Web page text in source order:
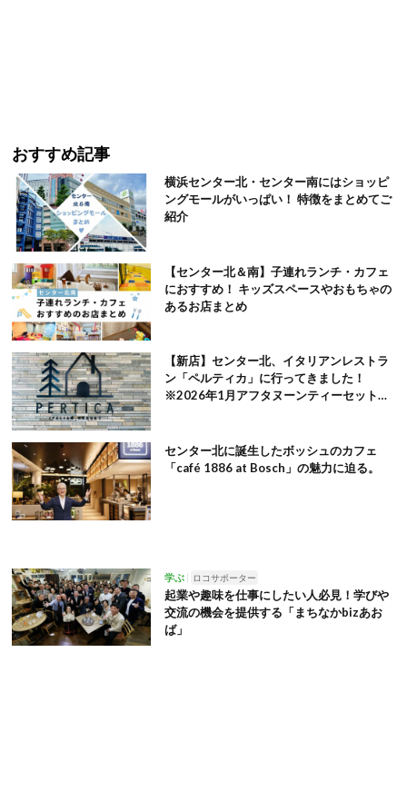
おすすめ記事
横浜センター北・センター南にはショッピ
ングモールがいっぱい！ 特徴をまとめてご
紹介
【センター北＆南】子連れランチ・カフェ
におすすめ！ キッズスペースやおもちゃの
あるお店まとめ
【新店】センター北、イタリアンレストラ
ン「ペルティカ」に行ってきました！
※2026年1月アフタヌーンティーセット追
センター北に誕生したボッシュのカフェ
「café 1886 at Bosch」の魅力に迫る。
学ぶ ロコサポーター
起業や趣味を仕事にしたい人必見！学びや
交流の機会を提供する「まちなかbizあお
ば」